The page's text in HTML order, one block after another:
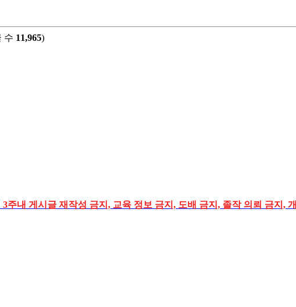
수 11,965)
주내 게시글 재작성 금지, 교육 정보 금지, 도배 금지, 졸작 의뢰 금지,